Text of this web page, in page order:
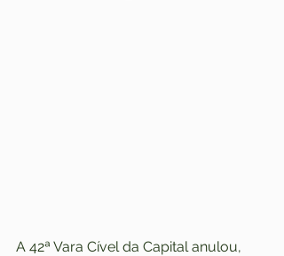
A 42ª Vara Cível da Capital anulou,